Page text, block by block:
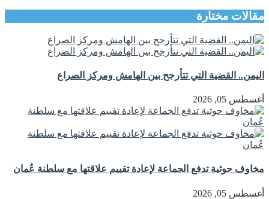
مقالات مختارة
اليمن.. القضية التي تتأرجح بين الهامش ومركز الصراع
أغسطس 05, 2026
مخاوف حوثية تدفع الجماعة لإعادة تقييم علاقتها مع سلطنة عُمان
أغسطس 05, 2026